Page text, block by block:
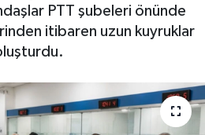
PTT şubeleri önünde
itibaren uzun kuyruklar